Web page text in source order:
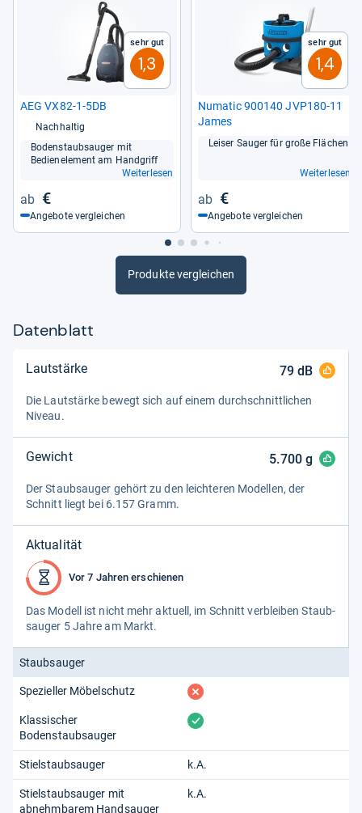
Sehr gut
1,3
AEG VX82-​1-​5DB
Nachhaltig
Boden­staub­sau­ger mit
Bedienele­ment am Hand­griff
Weiterlesen
€
Angebote vergleichen
Sehr gut
1,4
Numa­tic 900140 JVP180-​11
James
Lei­ser Sau­ger für große Flä­chen
Weiterlesen
€
Angebote vergleichen
Produkte vergleichen
Datenblatt
Lautstärke 79dB
Die Laut­stärke bewegt sich auf einem durch­schnitt­li­chen
Niveau.
Gewicht 5.700g
Der Staub­sau­ger gehört zu den leich­teren Model­len, der
Schnitt liegt bei 6.157 Gramm.
Aktualität
Vor 7 Jahren erschienen
Das Modell ist nicht mehr aktu­ell, im Schnitt ver­blei­ben Staub­
sau­ger 5 Jahre am Markt.
Spezieller Möbelschutz fehlt
Staubsauger
Klassischer
Bodenstaubsauger
vorhanden
Stielstaubsauger k.A.
Stielstaubsauger mit
abnehmbarem Handsauger
k.A.